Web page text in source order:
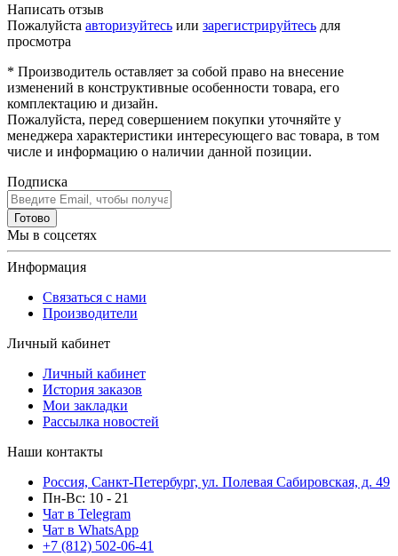
Написать отзыв
Пожалуйста авторизуйтесь или зарегистрируйтесь для
просмотра
* Производитель оставляет за собой право на внесение
изменений в конструктивные особенности товара, его
комплектацию и дизайн.
Пожалуйста, перед совершением покупки уточняйте у
менеджера характеристики интересующего вас товара, в том
числе и информацию о наличии данной позиции.
Подписка
Готово
Мы в соцсетях
Информация
Связаться с нами
Производители
Личный кабинет
Личный кабинет
История заказов
Мои закладки
Рассылка новостей
Наши контакты
Россия, Санкт-Петербург, ул. Полевая Сабировская, д. 49
Пн-Вс: 10 - 21
Чат в Telegram
Чат в WhatsApp
+7 (812) 502-06-41